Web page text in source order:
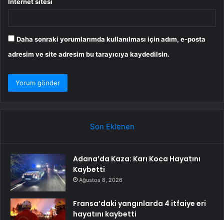
Daha sonraki yorumlarımda kullanılması için adım, e-posta
adresim ve site adresim bu tarayıcıya kaydedilsin.
Son Eklenen
Adana’da Kaza: Karı Koca Hayatını
Kaybetti
Ağustos 8, 2026
Fransa’daki yangınlarda 4 itfaiye eri
hayatını kaybetti